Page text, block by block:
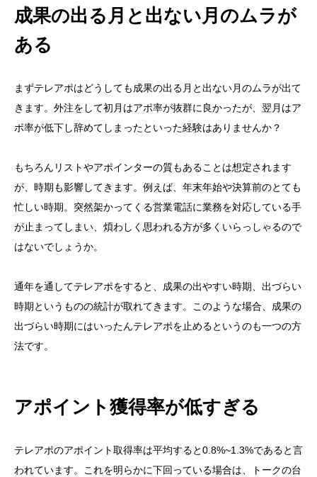
成果の出る月と出ない月のムラが
ある
まずテレアポはどうしても成果の出る月と出ない月のムラが出て
きます。外注をして初月はアポ率が抜群に良かったが、翌月はア
ポ率が低下し辞めてしまったといった経験はありませんか？
もちろんリストやアポインターの質もあることは想定されます
が、時期も影響してきます。例えば、年末年始や決算前のとても
忙しい時期。突然架かってくる営業電話に業務を対応している手
が止まってしまい、煩わしく思われる方が多くいらっしゃるので
はないでしょうか。
通年を通してテレアポをすると、成果の出やすい時期、出づらい
時期というものの統計が取れてきます。このような場合、成果の
出づらい時期にはいったんテレアポを止めるというのも一つの方
法です。
アポイント獲得率が低すぎる
テレアポのアポイント取得率は平均すると0.8%~1.3%であると言
われています。これを明らかに下回っている場合は、トークの台